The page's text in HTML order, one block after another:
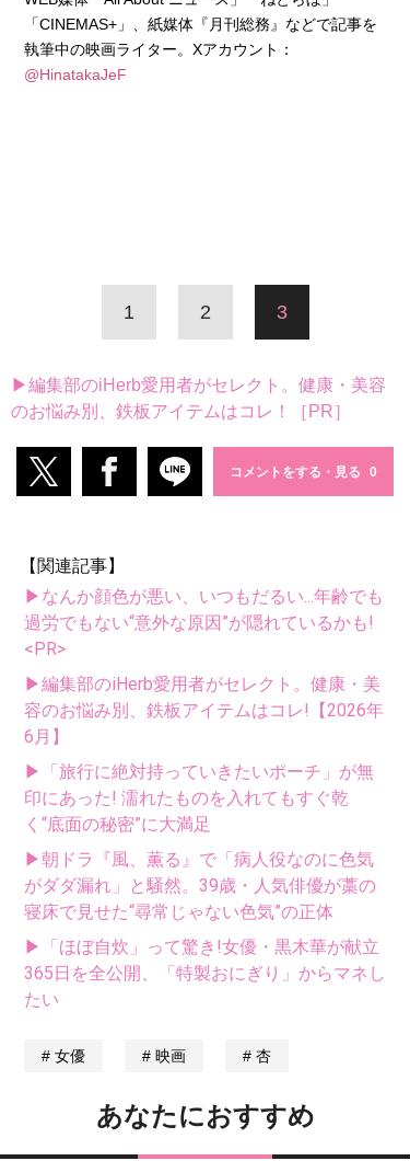
「CINEMAS+」、紙媒体『月刊総務』などで記事を
執筆中の映画ライター。Xアカウント：
@HinatakaJeF
1 2 3
▶編集部のiHerb愛用者がセレクト。健康・美容
のお悩み別、鉄板アイテムはコレ！［PR］
コメントをする・見る
【関連記事】
▶なんか顔色が悪い、いつもだるい...年齢でも
過労でもない“意外な原因”が隠れているかも!
<PR>
▶編集部のiHerb愛用者がセレクト。健康・美
容のお悩み別、鉄板アイテムはコレ!【2026年
6月】
▶「旅行に絶対持っていきたいポーチ」が無
印にあった! 濡れたものを入れてもすぐ乾
く“底面の秘密”に大満足
▶朝ドラ『風、薫る』で「病人役なのに色気
がダダ漏れ」と騒然。39歳・人気俳優が藁の
寝床で見せた“尋常じゃない色気”の正体
▶「ほぼ自炊」って驚き!女優・黒木華が献立
365日を全公開、「特製おにぎり」からマネし
たい
女優 映画 杏
あなたにおすすめ